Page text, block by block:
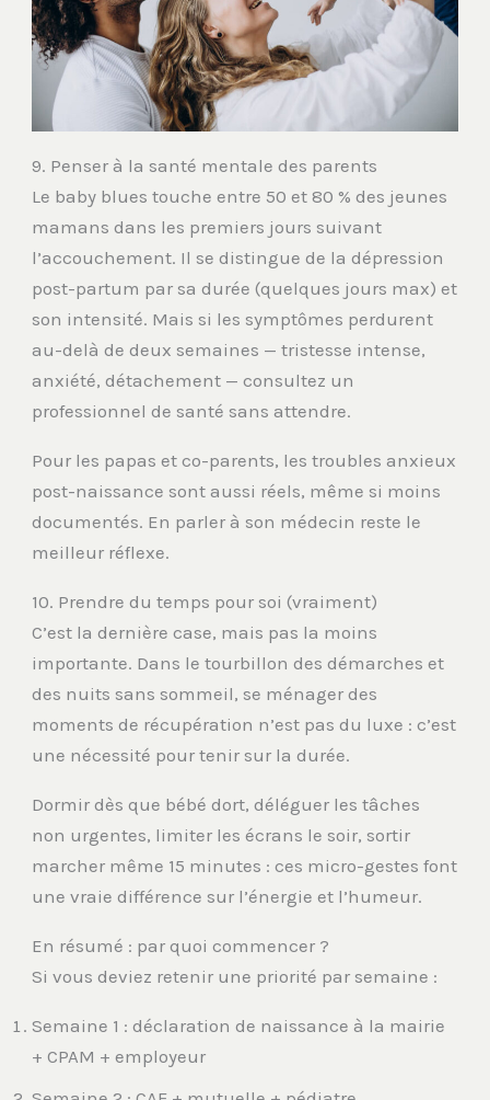
9. Penser à la santé mentale des parents
Le baby blues touche entre 50 et 80 % des jeunes
mamans dans les premiers jours suivant
l’accouchement. Il se distingue de la dépression
post-partum par sa durée (quelques jours max) et
son intensité. Mais si les symptômes perdurent
au-delà de deux semaines — tristesse intense,
anxiété, détachement — consultez un
professionnel de santé sans attendre.
Pour les papas et co-parents, les troubles anxieux
post-naissance sont aussi réels, même si moins
documentés. En parler à son médecin reste le
meilleur réflexe.
10. Prendre du temps pour soi (vraiment)
C’est la dernière case, mais pas la moins
importante. Dans le tourbillon des démarches et
des nuits sans sommeil, se ménager des
moments de récupération n’est pas du luxe : c’est
une nécessité pour tenir sur la durée.
Dormir dès que bébé dort, déléguer les tâches
non urgentes, limiter les écrans le soir, sortir
marcher même 15 minutes : ces micro-gestes font
une vraie différence sur l’énergie et l’humeur.
En résumé : par quoi commencer ?
Si vous deviez retenir une priorité par semaine :
Semaine 1 : déclaration de naissance à la mairie
+ CPAM + employeur